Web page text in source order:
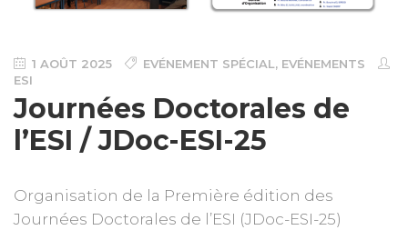
1 AOÛT 2025 EVÉNEMENT SPÉCIAL, EVÉNEMENTS
ESI
Journées Doctorales de
l’ESI / JDoc-ESI-25
Organisation de la Première édition des
Journées Doctorales de l’ESI (JDoc-ESI-25)